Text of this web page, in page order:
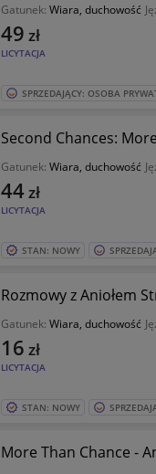
Gatunek: Wiara, duchowość
LICYTACJA
49 zł
SPRZEDAJĄCY: OSOBA
Second Chances:
Gatunek: Wiara, duchowość
LICYTACJA
44 zł
STAN: NOWY
Rozmowy z Aniołem
Gatunek: Wiara, duchowość
LICYTACJA
16 zł
STAN: NOWY
More Than Chance -